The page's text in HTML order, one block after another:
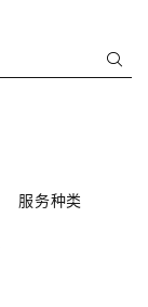
服务种类